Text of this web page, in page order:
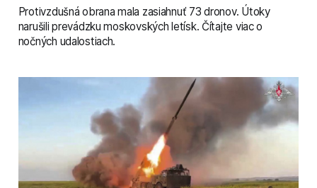
Protivzdušná obrana mala zasiahnuť 73 dronov. Útoky
narušili prevádzku moskovských letísk. Čítajte viac o
nočných udalostiach.